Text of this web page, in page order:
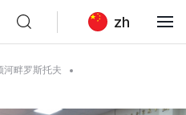
zh
河畔罗斯托夫